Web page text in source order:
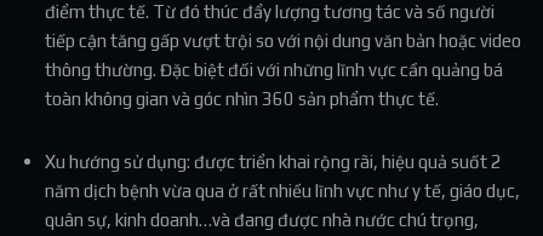
điểm thực tế. Từ đó thúc đẩy lượng tương tác và số người
tiếp cận tăng gấp vượt trội so với nội dung văn bản hoặc video
thông thường. Đặc biệt đối với những lĩnh vực cần quảng bá
toàn không gian và góc nhìn 360 sản phẩm thực tế.
Xu hướng sử dụng: được triển khai rộng rãi, hiệu quả suốt 2
năm dịch bệnh vừa qua ở rất nhiều lĩnh vực như y tế, giáo dục,
quân sự, kinh doanh…và đang được nhà nước chú trọng,